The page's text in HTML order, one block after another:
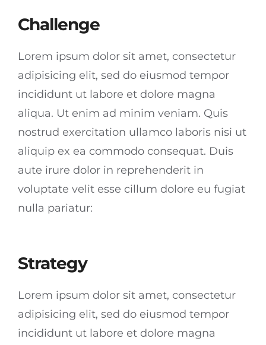
Challenge
Lorem ipsum dolor sit amet, consectetur
adipisicing elit, sed do eiusmod tempor
incididunt ut labore et dolore magna
aliqua. Ut enim ad minim veniam. Quis
nostrud exercitation ullamco laboris nisi ut
aliquip ex ea commodo consequat. Duis
aute irure dolor in reprehenderit in
voluptate velit esse cillum dolore eu fugiat
nulla pariatur:
Strategy
Lorem ipsum dolor sit amet, consectetur
adipisicing elit, sed do eiusmod tempor
incididunt ut labore et dolore magna